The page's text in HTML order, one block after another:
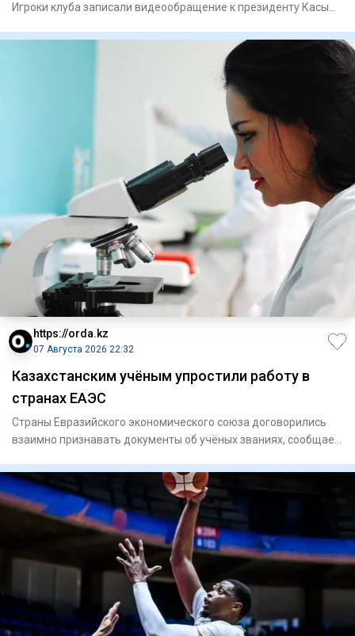
Игроки клуба записали видеообращение к президенту Касым-
https://orda.kz
07 Августа 2026 22:32
Казахстанским учёным упростили работу в
странах ЕАЭС
Страны Евразийского экономического союза договорились
взаимно признавать документы об учёных званиях, сообщает